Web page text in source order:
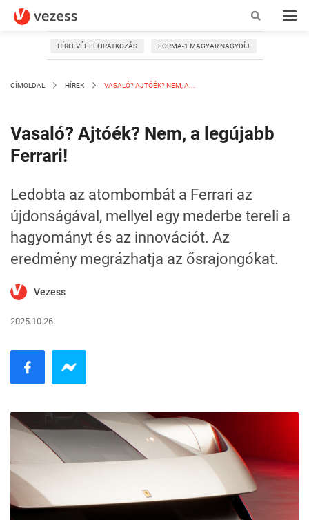
HÍRLEVÉL FELIRATKOZÁS FORMA-1 MAGYAR NAGYDÍJ
CÍMOLDAL HÍREK VASALÓ? AJTÓÉK? NEM, A...
Vasaló? Ajtóék? Nem, a legújabb
Ferrari!
Ledobta az atombombát a Ferrari az
újdonságával, mellyel egy mederbe tereli a
hagyományt és az innovációt. Az
eredmény megrázhatja az ősrajongókat.
Vezess
2025.10.26.